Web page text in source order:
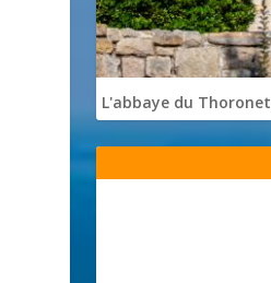
L'abbaye du Thoronet